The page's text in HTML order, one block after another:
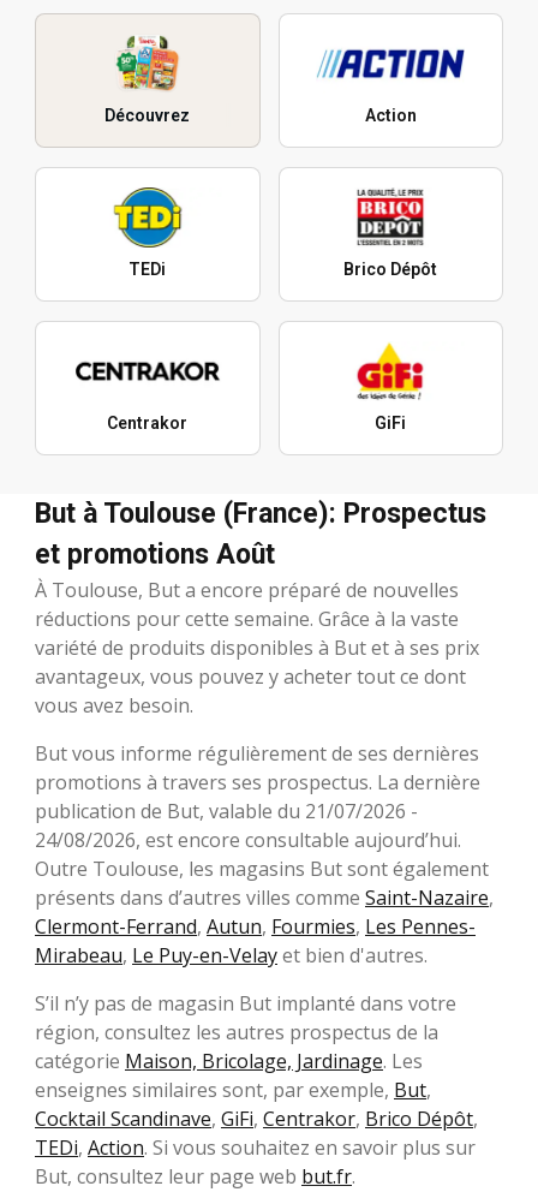
Découvrez Action
TEDi Brico Dépôt
Centrakor GiFi
But à Toulouse (France): Prospectus
et promotions Août
À Toulouse, But a encore préparé de nouvelles
réductions pour cette semaine. Grâce à la vaste
variété de produits disponibles à But et à ses prix
avantageux, vous pouvez y acheter tout ce dont
vous avez besoin.
But vous informe régulièrement de ses dernières
promotions à travers ses prospectus. La dernière
publication de But, valable du 21/07/2026 -
24/08/2026, est encore consultable aujourd’hui.
Outre Toulouse, les magasins But sont également
présents dans d’autres villes comme Saint-Nazaire,
Clermont-Ferrand, Autun, Fourmies, Les Pennes-
Mirabeau, Le Puy-en-Velayet bien d'autres.
S’il n’y pas de magasin But implanté dans votre
région, consultez les autres prospectus de la
catégorie Maison, Bricolage, Jardinage. Les
enseignes similaires sont, par exemple, But,
Cocktail Scandinave, GiFi, Centrakor, Brico Dépôt,
TEDi, Action. Si vous souhaitez en savoir plus sur
But, consultez leur page web but.fr.